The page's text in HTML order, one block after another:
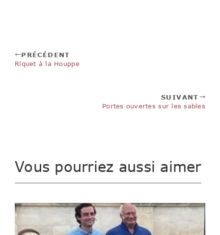
PRÉCÉDENT
Riquet à la Houppe
SUIVANT
Portes ouvertes sur les sables
Vous pourriez aussi aimer